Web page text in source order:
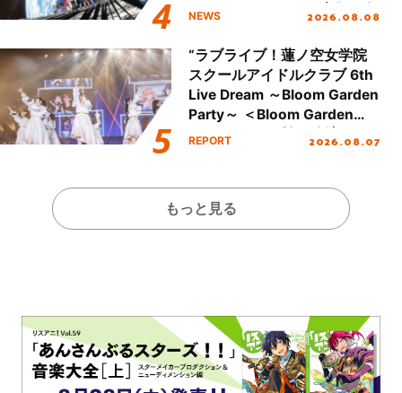
ジットエンディング映像も公
NEWS 2026.08.08
“ラブライブ！蓮ノ空女学院
スクールアイドルクラブ 6th
Live Dream ～Bloom Garden
Party～ ＜Bloom Garden
Party Stage／埼玉公演＞”
REPORT 2026.08.07
もっと見る